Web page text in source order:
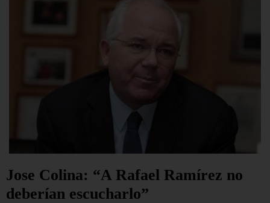
Jose Colina: “A Rafael Ramírez no
deberían escucharlo”